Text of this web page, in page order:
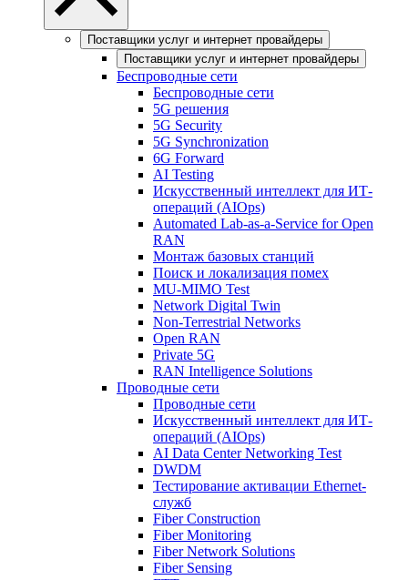
Поставщики услуг и интернет провайдеры
Поставщики услуг и интернет провайдеры
Беспроводные сети
Беспроводные сети
5G решения
5G Security
5G Synchronization
6G Forward
AI Testing
Искусственный интеллект для ИТ-
операций (AIOps)
Automated Lab-as-a-Service for Open
RAN
Монтаж базовых станций
Поиск и локализация помех
MU-MIMO Test
Network Digital Twin
Non-Terrestrial Networks
Open RAN
Private 5G
RAN Intelligence Solutions
Проводные сети
Проводные сети
Искусственный интеллект для ИТ-
операций (AIOps)
AI Data Center Networking Test
DWDM
Тестирование активации Ethernet-
служб
Fiber Construction
Fiber Monitoring
Fiber Network Solutions
Fiber Sensing